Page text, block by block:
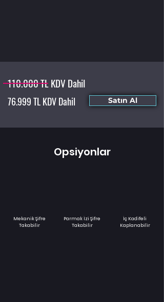
110.000 TL KDV Dahil
76.999 TL KDV Dahil Satın Al
Opsiyonlar
Mekanik Şifre
Takabilir
Parmak İzi Şifre
Takabilir
İç Kadifeli
Kaplanabilir